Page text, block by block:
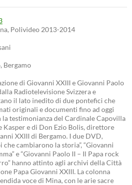
Polivideo 2013-2014
Bergamo
di Giovanni XXIII e Giovanni Paolo
Radiotelevisione Svizzera e
il lato inedito di due pontefici che
originali e documenti fino ad oggi
testimonianza del Cardinale Capovilla
e di Don Ezio Bolis, direttore
XXIII di Bergamo. I due DVD,
cambiarono la storia”, “Giovanni
e “Giovanni Paolo II – Il Papa rock
hanno attinto agli archivi della Città
Papa Giovanni XXIII. La colonna
voce di Mina, con le arie sacre